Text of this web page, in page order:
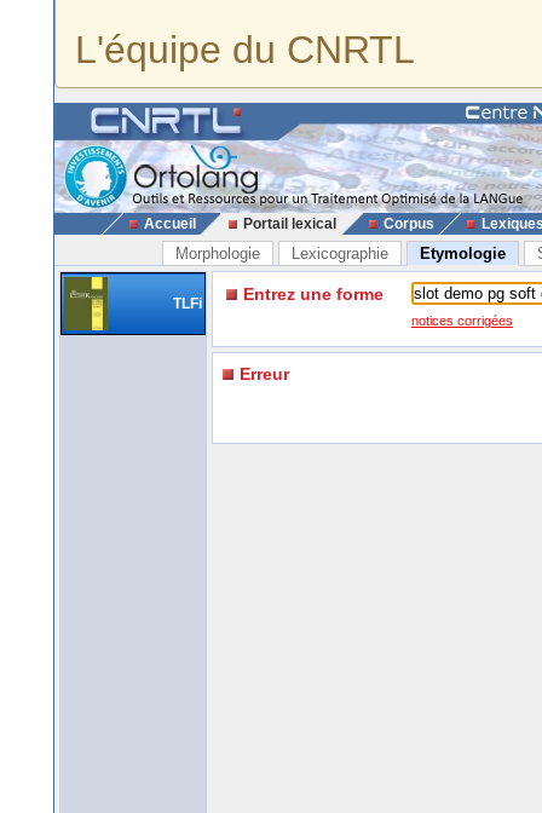
L'équipe du CNRTL
Accueil Portail lexical Corpus
Morphologie Lexicographie Etymologie
TLFi Entrez une forme
notices corrigées
Erreur